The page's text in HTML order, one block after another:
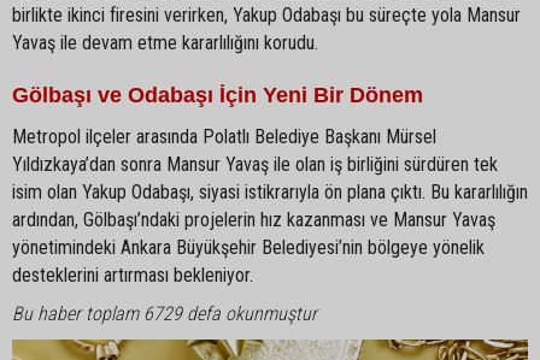
birlikte ikinci firesini verirken, Yakup Odabaşı bu süreçte yola Mansur
Yavaş ile devam etme kararlılığını korudu.
Gölbaşı ve Odabaşı İçin Yeni Bir Dönem
Metropol ilçeler arasında Polatlı Belediye Başkanı Mürsel
Yıldızkaya’dan sonra Mansur Yavaş ile olan iş birliğini sürdüren tek
isim olan Yakup Odabaşı, siyasi istikrarıyla ön plana çıktı. Bu kararlılığın
ardından, Gölbaşı’ndaki projelerin hız kazanması ve Mansur Yavaş
yönetimindeki Ankara Büyükşehir Belediyesi’nin bölgeye yönelik
desteklerini artırması bekleniyor.
Bu haber toplam 6729 defa okunmuştur